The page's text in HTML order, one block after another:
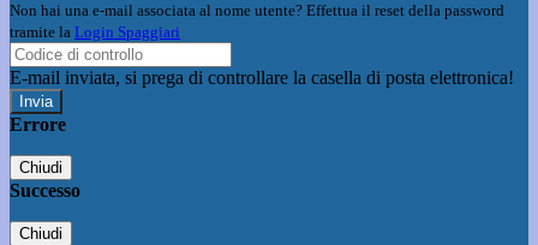
Non hai una e-mail associata al nome utente? Effettua il reset della password
tramite la Login Spaggiari
E-mail inviata, si prega di controllare la casella di posta elettronica!
Errore
Chiudi
Successo
Chiudi